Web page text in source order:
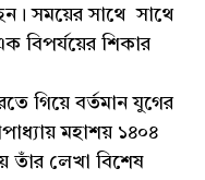
সময়ের সাথে সাথে
বিপর্যয়ের শিকার
গিয়ে বর্তমান যুগের
মহাশয় ১৪০৪
তাঁর লেখা বিশেষ